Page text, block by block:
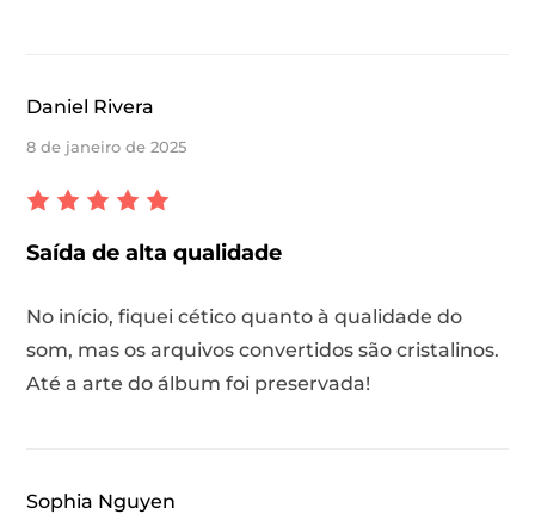
Daniel Rivera
8 de janeiro de 2025
Saída de alta qualidade
No início, fiquei cético quanto à qualidade do
som, mas os arquivos convertidos são cristalinos.
Até a arte do álbum foi preservada!
Sophia Nguyen